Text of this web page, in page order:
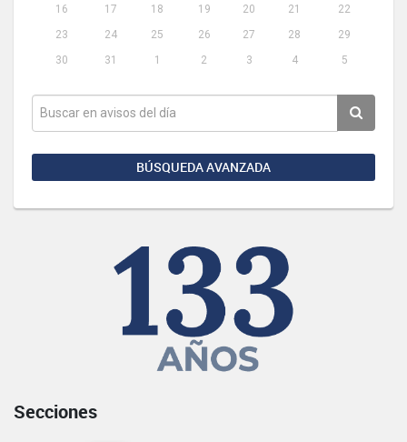
16
17 18 19 20 21
22
23
24 25 26 27 28
29
30
31 1 2 3 4 5
BÚSQUEDA AVANZADA
Secciones